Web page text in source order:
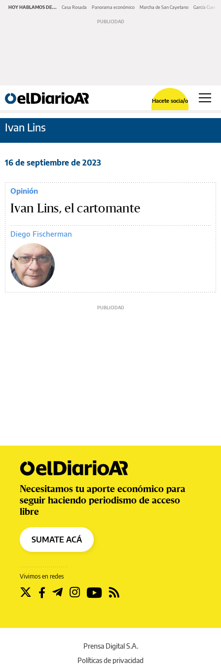
HOY HABLAMOS DE... Casa Rosada Panorama económico Marcha de San Cayetano García Cuerva
Hacete socia/o
Ivan Lins
16 de septiembre de 2023
Opinión
Ivan Lins, el cartomante
Diego Fischerman
Vivimos en redes
Necesitamos tu aporte económico para
seguir haciendo periodismo de acceso
libre
SUMATE ACÁ
Prensa Digital S.A.
Políticas de privacidad